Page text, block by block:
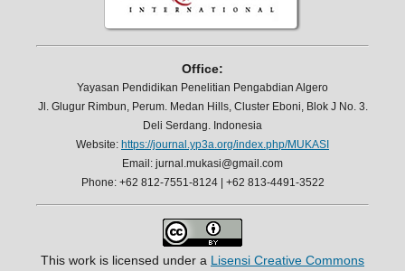
Office:
Yayasan Pendidikan Penelitian Pengabdian Algero
Jl. Glugur Rimbun, Perum. Medan Hills, Cluster Eboni, Blok J No. 3.
Deli Serdang. Indonesia
Website: https://journal.yp3a.org/index.php/MUKASI
Email: jurnal.mukasi@gmail.com
Phone: +62 812-7551-8124 | +62 813-4491-3522
This work is licensed under a Lisensi Creative Commons